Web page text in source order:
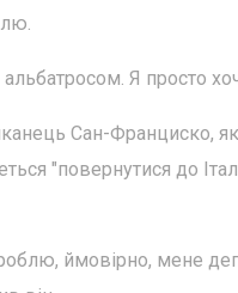
Я просто
Сан-Франциско,
"повернутися до
ймовірно, мене